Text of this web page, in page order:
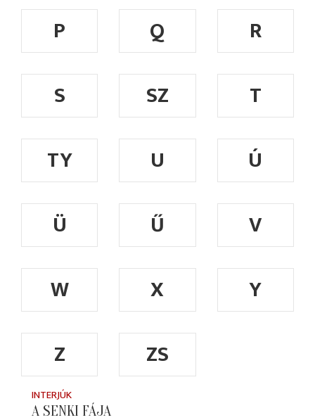
P Q
R
S
SZ
T
TY
U
Ú
Ü
Ű
V
W
X
Y
Z
ZS
INTERJÚK
A SENKI FÁJA